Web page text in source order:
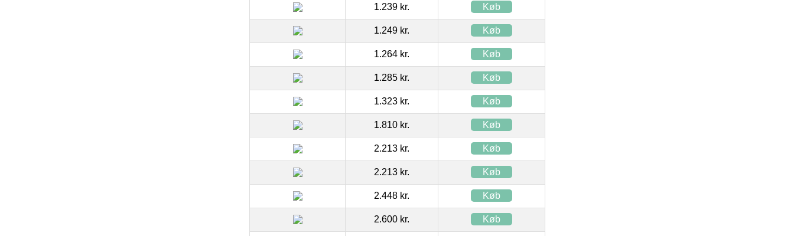
1.239 kr. Køb
1.249 kr. Køb
1.264 kr. Køb
1.285 kr. Køb
1.323 kr. Køb
1.810 kr. Køb
2.213 kr. Køb
2.213 kr. Køb
2.448 kr. Køb
2.600 kr. Køb